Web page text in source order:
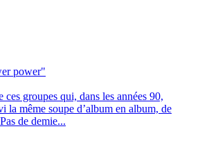
power"
groupes qui, dans les années 90,
la même soupe d’album en album, de
de demie...